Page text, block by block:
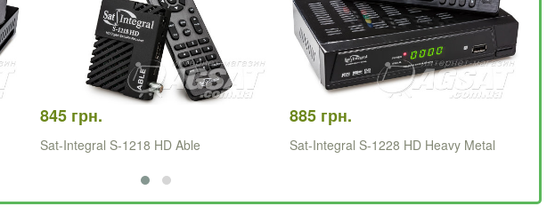
845 грн.
Sat-Integral S-1218 HD Able
885 грн.
Sat-Integral S-1228 HD Heavy Metal